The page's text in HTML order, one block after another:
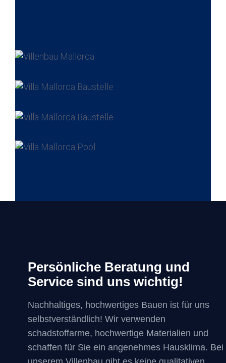
Persönliche Beratung und
Service sind uns wichtig!
Nachhaltiges, hochwertiges Bauen ist für uns
selbstverständlich! Wir verwenden
schadstoffarme, hochwertige Materialien und
schaffen für Sie ein angenehmes Hausklima. Bei